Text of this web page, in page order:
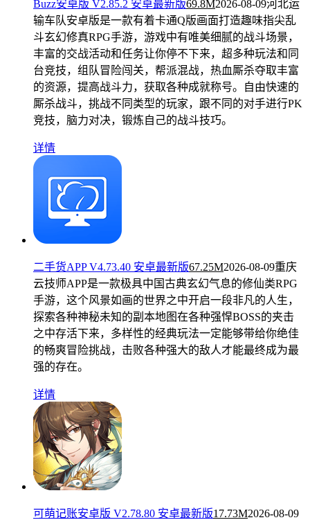
Buzz安卓版 V2.85.2 安卓最新版69.8M2026-08-09河北运
输车队安卓版是一款有着卡通Q版画面打造趣味指尖乱
斗玄幻修真RPG手游，游戏中有唯美细腻的战斗场景，
丰富的交战活动和任务让你停不下来，超多种玩法和同
台竞技，组队冒险闯关，帮派混战，热血厮杀夺取丰富
的资源，提高战斗力，获取各种成就称号。自由快速的
厮杀战斗，挑战不同类型的玩家，跟不同的对手进行PK
竞技，脑力对决，锻炼自己的战斗技巧。
详情
二手货APP V4.73.40 安卓最新版67.25M2026-08-09重庆
云技师APP是一款极具中国古典玄幻气息的修仙类RPG
手游，这个风景如画的世界之中开启一段非凡的人生，
探索各种神秘未知的副本地图在各种强悍BOSS的夹击
之中存活下来，多样性的经典玩法一定能够带给你绝佳
的畅爽冒险挑战，击败各种强大的敌人才能最终成为最
强的存在。
详情
可萌记账安卓版 V2.78.80 安卓最新版17.73M2026-08-09